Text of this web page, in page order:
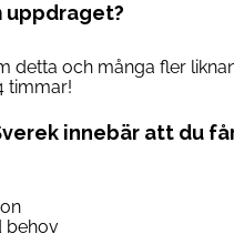
uppdraget?
detta och många fler
timmar!
innebär att du
behov